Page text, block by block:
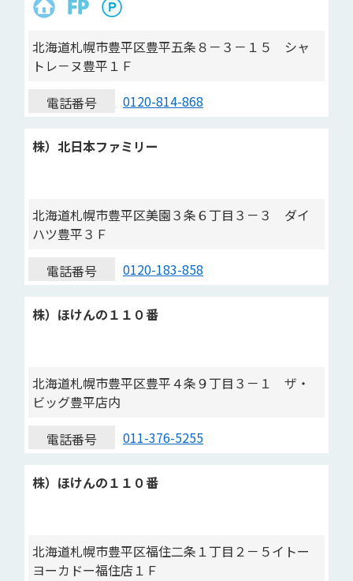
北海道札幌市豊平区豊平五条８－３－１５ シャ
トレ－ヌ豊平１Ｆ
電話番号
0120-814-868
株）北日本ファミリー
北海道札幌市豊平区美園３条６丁目３－３ ダイ
ハツ豊平３Ｆ
電話番号
0120-183-858
株）ほけんの１１０番
北海道札幌市豊平区豊平４条９丁目３－１ ザ・
ビッグ豊平店内
電話番号
011-376-5255
株）ほけんの１１０番
北海道札幌市豊平区福住二条１丁目２－５イトー
ヨーカドー福住店１Ｆ